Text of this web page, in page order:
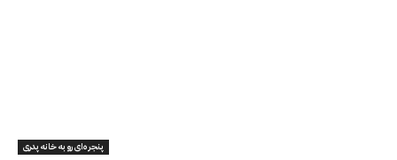
پنجره‌ای رو به خانه پدری